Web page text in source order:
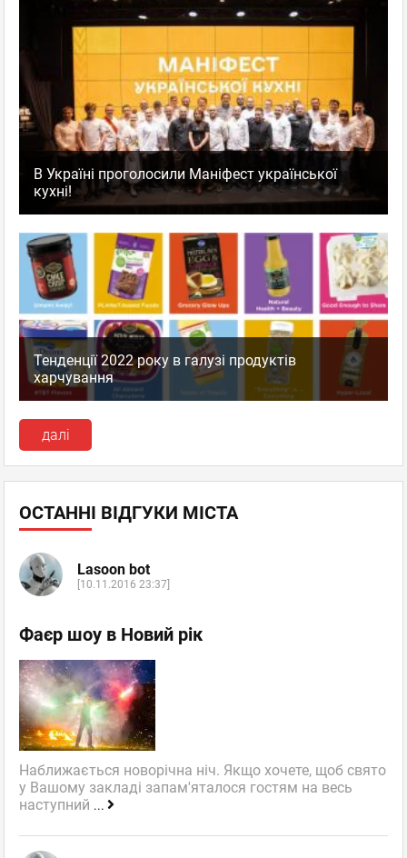
В Україні проголосили Маніфест української
кухні!
Тенденції 2022 року в галузі продуктів
харчування
далі
ОСТАННІ ВІДГУКИ МІСТА
Lasoon bot
[10.11.2016 23:37]
Фаєр шоу в Новий рік
Наближається новорічна ніч. Якщо хочете, щоб свято
у Вашому закладі запам'яталося гостям на весь
наступний ...